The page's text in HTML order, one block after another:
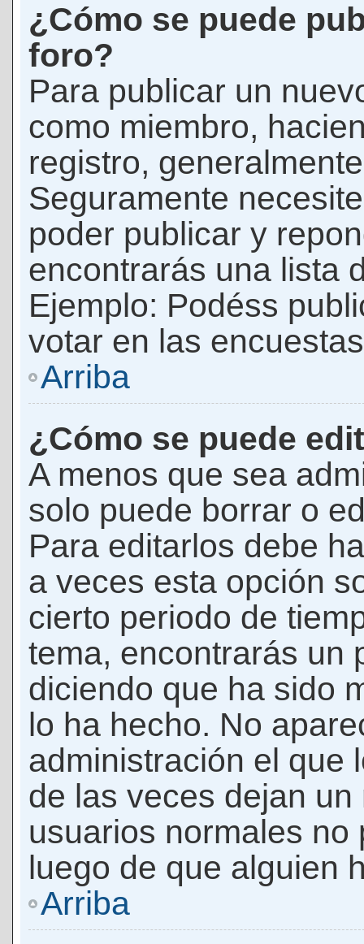
¿Cómo se puede
foro?
Para publicar un
como miembro,
registro,
Seguramente
poder publicar y
encontrarás una lista
Ejemplo: Podéss
votar en las
Arriba
¿Cómo se puede
A menos que sea
solo puede borrar o
Para editarlos debe
a veces esta opción
cierto periodo de
tema, encontrarás un
diciendo que ha sido
lo ha hecho. No
administración el que
de las veces dejan
usuarios normales
luego de que alguien
Arriba